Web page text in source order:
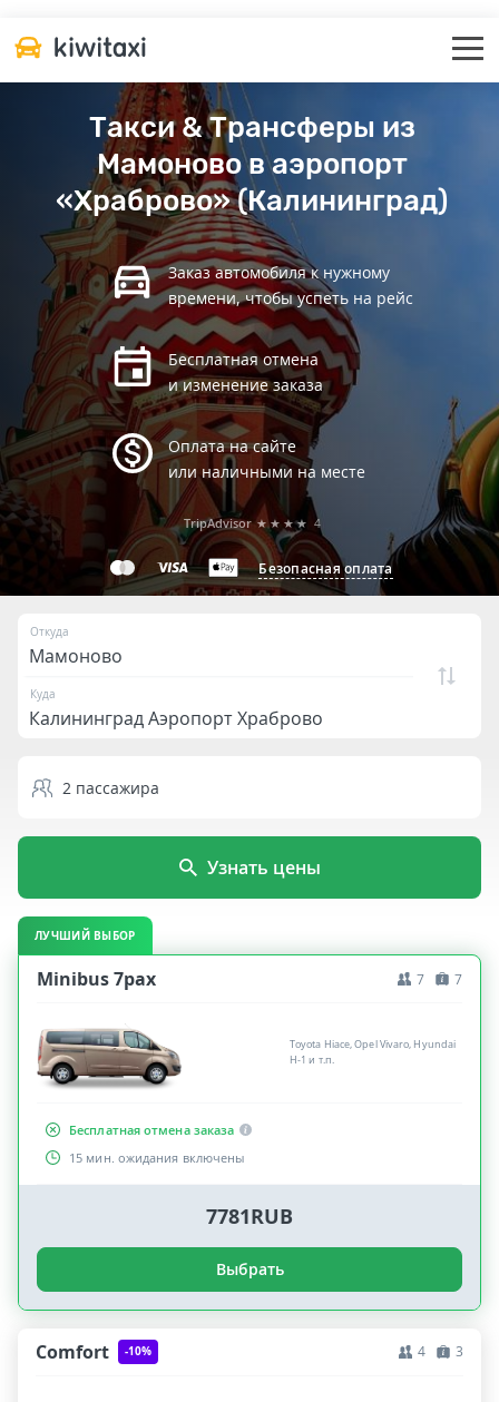
Такси & Трансферы из
Мамоново в аэропорт
«Храброво» (Калининград)
Заказ автомобиля к нужному
времени, чтобы успеть на рейс
Бесплатная отмена
и изменение заказа
Оплата на сайте
или наличными на месте
Безопасная оплата
TripAdvisor ★★★★ 4
Откуда
Куда
2 пассажира
Узнать цены
ЛУЧШИЙ ВЫБОР
Minibus 7pax 7 7
Toyota Hiace, Opel Vivaro, Hyundai
H-1 и т.п.
Бесплатная отмена заказа
15 мин. ожидания включены
7781RUB
Выбрать
Comfort -10% 4 3